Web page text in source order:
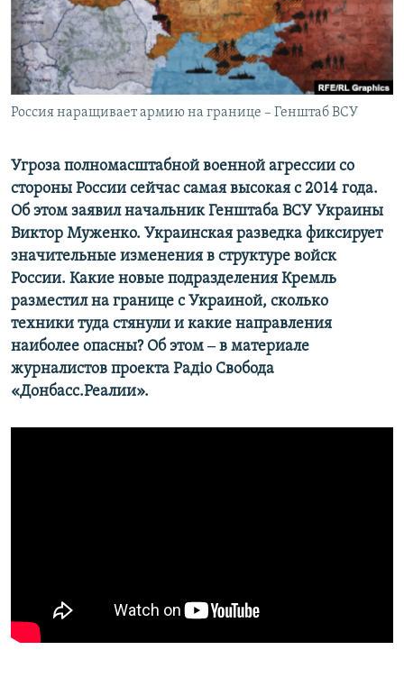
ПОБЕДИТЕЛЕЙ НЕ СУДЯТ?
КРЫМ.НЕПОКОРЕННЫЙ
ELIFBE
УКРАИНСКАЯ ПРОБЛЕМА КРЫМА
ПРИСОЕДИНЯЙТЕСЬ!
Россия наращивает армию на границе – Генштаб ВСУ
Угроза полномасштабной военной агрессии со
стороны России сейчас самая высокая с 2014 года.
Об этом заявил начальник Генштаба ВСУ Украины
Виктор Муженко. Украинская разведка фиксирует
значительные изменения в структуре войск
России. Какие новые подразделения Кремль
разместил на границе с Украиной, сколько
техники туда стянули и какие направления
наиболее опасны? Об этом ‒ в материале
журналистов проекта Радіо Свобода
«Донбасс.Реалии».